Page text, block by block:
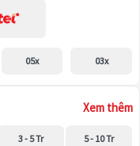
05x 03x
Xem thêm
3 - 5 Tr 5 - 10 Tr